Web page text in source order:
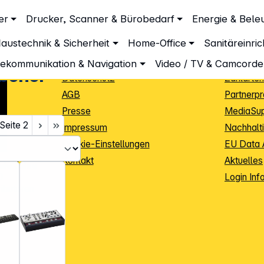
Drucker, Scanner & Bürobedarf Energie &
& Sicherheit Home-Office
& Navigation Video / TV &
Seite 2
Jahre
Unsere Leistungen
Beratung
Datenschutz
AGB
Presse
Impressum
Cookie-Einstellungen
Kontakt
Info
Zahlarten
EU Data
Aktuelles
Login